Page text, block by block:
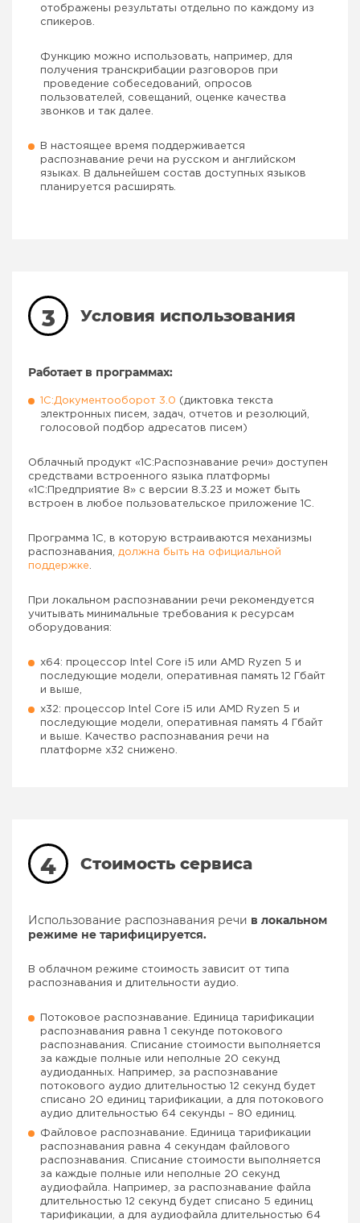
отображены результаты отдельно по каждому из
спикеров.
Функцию можно использовать, например, для
получения транскрибации разговоров при
проведение собеседований, опросов
пользователей, совещаний, оценке качества
звонков и так далее.
В настоящее время поддерживается
распознавание речи на русском и английском
языках. В дальнейшем состав доступных языков
планируется расширять.
3 Условия использования
Работает в программах:
1С:Документооборот 3.0 (диктовка текста
электронных писем, задач, отчетов и резолюций,
голосовой подбор адресатов писем)
Облачный продукт «1С:Распознавание речи» доступен
средствами встроенного языка платформы
«1С:Предприятие 8» с версии 8.3.23 и может быть
встроен в любое пользовательское приложение 1С.
Программа 1С, в которую встраиваются механизмы
распознавания, должна быть на официальной
поддержке
При локальном распознавании речи рекомендуется
учитывать минимальные требования к ресурсам
оборудования:
x64: процессор Intel Core i5 или AMD Ryzen 5 и
последующие модели, оперативная память 12 Гбайт
и выше,
x32: процессор Intel Core i5 или AMD Ryzen 5 и
последующие модели, оперативная память 4 Гбайт
и выше. Качество распознавания речи на
платформе x32 снижено.
4 Стоимость сервиса
Использование распознавания речи в локальном
режиме не тарифицируется.
В облачном режиме стоимость зависит от типа
распознавания и длительности аудио.
Потоковое распознавание. Единица тарификации
распознавания равна 1 секунде потокового
распознавания. Списание стоимости выполняется
за каждые полные или неполные 20 секунд
аудиоданных. Например, за распознавание
потокового аудио длительностью 12 секунд будет
списано 20 единиц тарификации, а для потокового
аудио длительностью 64 секунды – 80 единиц.
Файловое распознавание. Единица тарификации
распознавания равна 4 секундам файлового
распознавания. Списание стоимости выполняется
за каждые полные или неполные 20 секунд
аудиофайла. Например, за распознавание файла
длительностью 12 секунд будет списано 5 единиц
тарификации, а для аудиофайла длительностью 64